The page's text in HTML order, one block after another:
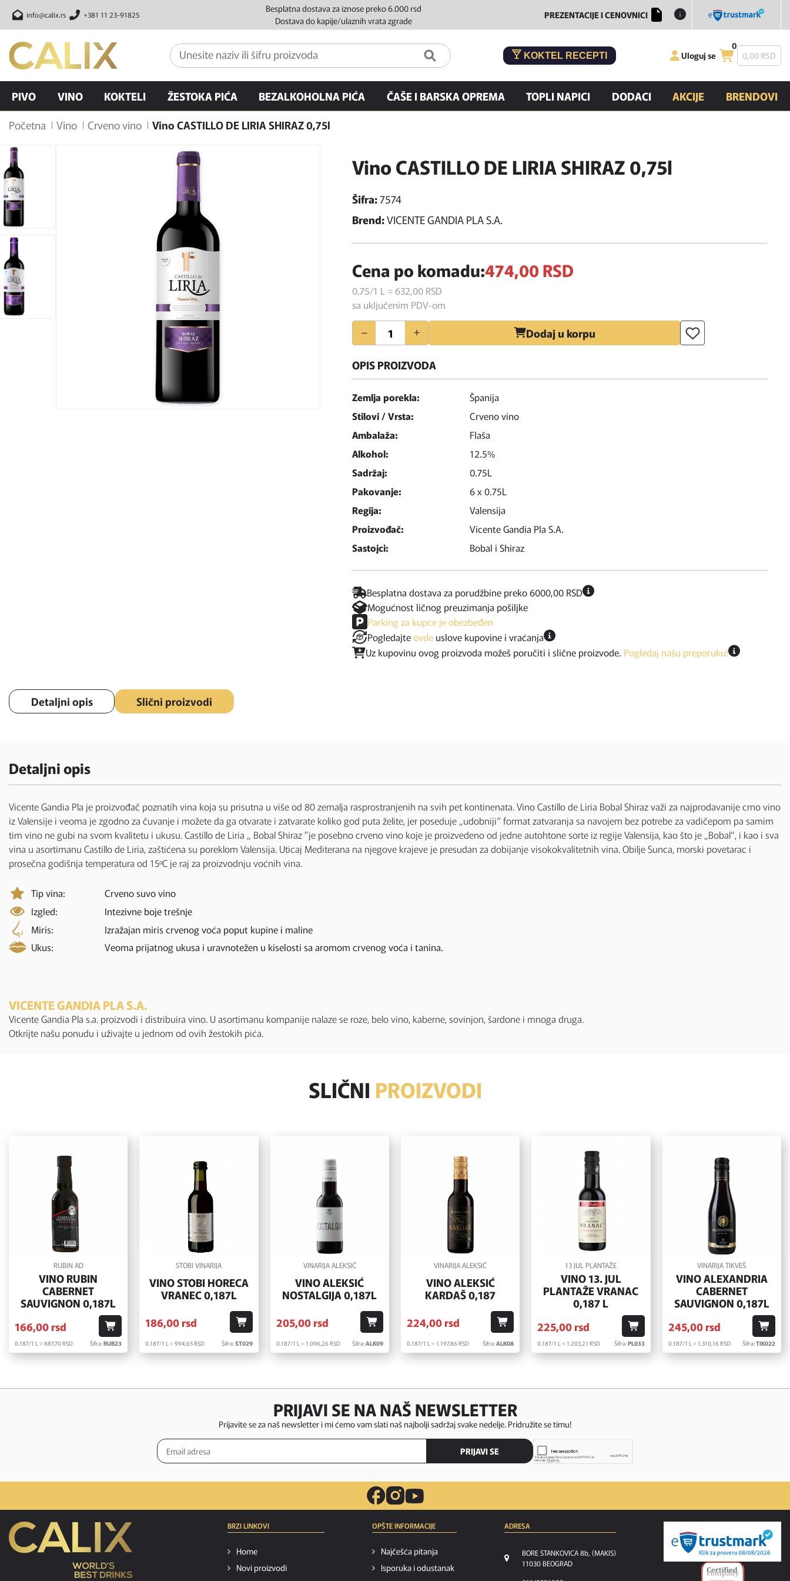
info@calix.rs +381 11 23-91825
Besplatna dostava za iznose preko 6.000 rsd
Dostava do kapije/ulaznih vrata zgrade
PREZENTACIJE I CENOVNICI
KOKTEL RECEPTI Uloguj se
0
0,00 RSD
PIVO VINO KOKTELI ŽESTOKA PIĆA BEZALKOHOLNA PIĆA ČAŠE I BARSKA OPREMA TOPLI NAPICI DODACI AKCIJE
BRENDOVI
Početna
Vino Crveno vino Vino CASTILLO DE LIRIA SHIRAZ 0,75l
Vino CASTILLO DE LIRIA SHIRAZ 0,75l
Šifra:7574
Brend:VICENTE GANDIA PLA S.A.
Cena po komadu:474,00 RSD
0.75/1 L = 632,00 RSD
sa uključenim PDV-om
Dodaj u korpu
OPIS PROIZVODA
Zemlja porekla:
Španija
Stilovi / Vrsta:
Crveno vino
Ambalaža:
Flaša
Alkohol:
12.5%
Sadržaj:
0.75L
Pakovanje:
6 x 0.75L
Regija:
Valensija
Proizvođač:
Vicente Gandia Pla S.A.
Sastojci:
Bobal i Shiraz
Besplatna dostava za porudžbine preko 6000,00 RSD
Mogućnost ličnog preuzimanja pošiljke
Parking za kupce je obezbeđen
Pogledajteovde uslove kupovine i vraćanja
Uz kupovinu ovog proizvoda možeš poručiti i slične proizvode. Pogledaj našu preporuku!
Detaljni opis Slični proizvodi
Detaljni opis
Vicente Gandia Pla je proizvođač poznatih vina koja su prisutna u više od 80 zemalja rasprostranjenih na svih pet kontinenata. Vino Castillo de Liria Bobal Shiraz važi za najprodavanije crno vino
iz Valensije i veoma je zgodno za čuvanje i možete da ga otvarate i zatvarate koliko god puta želite, jer poseduje „udobniji“ format zatvaranja sa navojem bez potrebe za vadičepom pa samim
tim vino ne gubi na svom kvalitetu i ukusu. Castillo de Liria „ Bobal Shiraz ”je posebno crveno vino koje je proizvedeno od jedne autohtone sorte iz regije Valensija, kao što je „Bobal“, i kao i sva
vina u asortimanu Castillo de Liria, zaštićena su poreklom Valensija. Uticaj Mediterana na njegove krajeve je presudan za dobijanje visokokvalitetnih vina. Obilje Sunca, morski povetarac i
prosečna godišnja temperatura od 15ºC je raj za proizvodnju voćnih vina.
Tip vina:
Crveno suvo vino
Izgled:
Intezivne boje trešnje
Miris:
Izražajan miris crvenog voća poput kupine i maline
Ukus:
Veoma prijatnog ukusa i uravnotežen u kiselosti sa aromom crvenog voća i tanina.
VICENTE GANDIA PLA S.A.
Vicente Gandia Pla s.a. proizvodi i distribuira vino. U asortimanu kompanije nalaze se roze, belo vino, kaberne, sovinjon, šardone i mnoga druga.
Otkrijte našu ponudu i uživajte u jednom od ovih žestokih pića.
SLIČNI PROIZVODI
RUBIN AD
VINO RUBIN
CABERNET
SAUVIGNON 0,187L
166,00rsd
0.187/1 L = 887,70RSD Šifra:RUB23
STOBI VINARIJA
VINO STOBI HORECA
VRANEC 0,187L
186,00rsd
0.187/1 L = 994,65RSD Šifra:ST029
VINARIJA ALEKSIĆ
VINO ALEKSIĆ
NOSTALGIJA 0,187L
205,00 rsd
0.187/1 L = 1.096,26RSD Šifra:ALK09
VINARIJA ALEKSIĆ
VINO ALEKSIĆ
KARDAŠ 0,187
224,00rsd
0.187/1 L = 1.197,86RSD Šifra:ALK08
13 JUL PLANTAŽE
VINO 13. JUL
PLANTAŽE VRANAC
0,187 L
225,00rsd
0.187/1 L = 1.203,21 RSD Šifra:PL033
VINARIJA TIKVEŠ
VINO ALEXANDRIA
CABERNET
SAUVIGNON 0,187L
245,00 rsd
0.187/1 L = 1.310,16RSD Šifra:TIK022
PRIJAVI SE NA NAŠ NEWSLETTER
Prijavite se za naš newsletter i mi ćemo vam slati naš najbolji sadržaj svake nedelje. Pridružite se timu!
PRIJAVI SE
BRZI LINKOVI
Home
Novi proizvodi
OPŠTE INFORMACIJE
Najčešća pitanja
Isporuka i odustanak
ADRESA
BORE STANKOVICA 8b, (MAKIS)
11030 BEOGRAD